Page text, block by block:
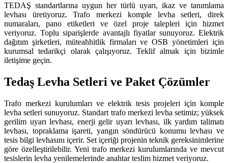
TEDAŞ standartlarına uygun her türlü uyarı, ikaz ve tanımlama
levhası üretiyoruz. Trafo merkezi komple levha setleri, direk
numaraları, pano etiketleri ve özel proje talepleri için hizmet
veriyoruz. Toplu siparişlerde avantajlı fiyatlar sunuyoruz. Elektrik
dağıtım şirketleri, müteahhitlik firmaları ve OSB yönetimleri için
kurumsal tedarikçi olarak çalışıyoruz. Teklif almak için bizimle
iletişime geçin.
Tedaş Levha Setleri ve Paket Çözümler
Trafo merkezi kurulumları ve elektrik tesis projeleri için komple
levha setleri sunuyoruz. Standart trafo merkezi levha setimiz; yüksek
gerilim uyarı levhası, enerji gelir uyarı levhası, ilk yardım talimatı
levhası, topraklama işareti, yangın söndürücü konumu levhası ve
tesis bilgi levhasını içerir. Set içeriği projenin teknik gereksinimlerine
göre özelleştirilebilir. Yeni trafo merkezi kurulumlarında ve mevcut
tesislerin levha yenilemelerinde anahtar teslim hizmet veriyoruz.